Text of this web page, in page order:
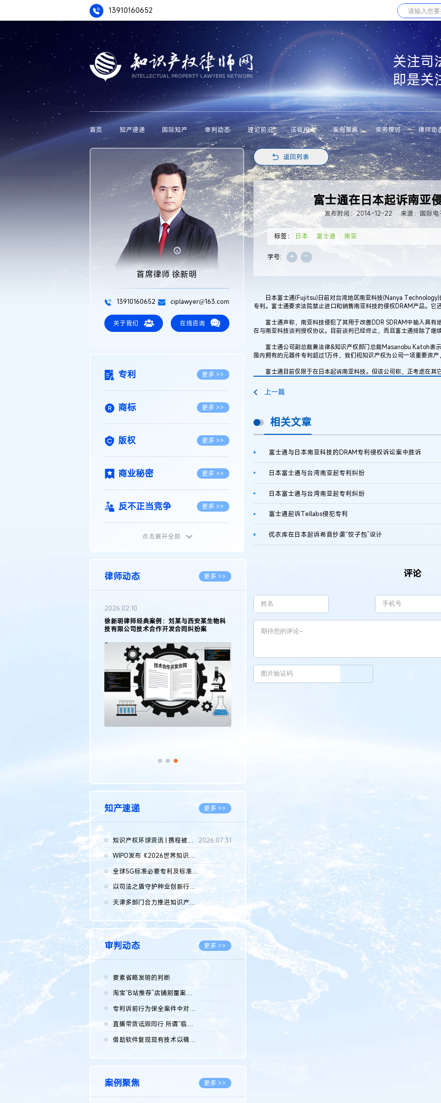
13910160652
关注司
即是关
首页 知产速递 国际知产 审判动态 理论前沿 法官视点 案例聚焦 实务探讨 律师动
首席律师 徐新明
13910160652 ciplawyer@163.com
关于我们 在线咨询
专利 更多 >>
商标 更多 >>
版权 更多 >>
商业秘密 更多 >>
反不正当竞争 更多 >>
植物新品种
地理标志 更多 >>
集成电路布图设计
传统文化 更多 >>
点击展开全部
律师动态 更多 >>
2026.02.10
徐新明律师经典案例：刘某与西安某生物科
技有限公司技术合作开发合同纠纷案
知产速递 更多 >>
知识产权环球资讯 | 携程被市监总局罚51.79亿；瑞幸泰国商标案上...
2026.07.31
WIPO发布《2026世界知识产权报告》 含报告全文
2026.05.14
全球5G标准必要专利及标准提案研究报告（2026年）全文发布
2026.05.08
以司法之盾守护种业创新行稳致远
天津多部门合力推进知识产权保护工作
审判动态 更多 >>
要素省略发明的判断
淘宝“B站推荐”店铺刷量案维持原判，两被告连带赔偿150万元
专利诉前行为保全案件中对仿制药申请人曾作出三类声明的考量及违...
直播带货诋毁同行 所谓“临场发挥”不免责
借助软件复现现有技术以确认相关参数特征是否被公开
案例聚焦 更多 >>
返回列表
富士通在日本起诉南亚
发布时间：2014-12-22 来源：国际电
标签： 日本 富士通 南亚
字号: + -
日本富士通(Fujitsu)日前对台湾地区南亚科技(Nanya Technology)
专利。富士通要求法院禁止进口和销售南亚科技的侵权DRAM产品。
富士通声称，南亚科技侵犯了其用于改善DDR SDRAM中输入具有
在与南亚科技谈判授权协议。目前谈判已经终止，而且富士通排除了继
富士通公司副总裁兼法律&知识产权部门总裁Masanobu Katoh表示
围内拥有的元器件专利超过1万件，我们视知识产权为公司一项重要资
富士通目前仅限于在日本起诉南亚科技。但该公司称，正考虑在其
上一篇
相关文章
富士通与日本南亚科技的DRAM专利侵权诉讼案中胜诉
日本富士通与台湾南亚起专利纠纷
日本富士通与台湾南亚起专利纠纷
富士通起诉Tellabs侵犯专利
优衣库在日本起诉希音抄袭“饺子包”设计
评论